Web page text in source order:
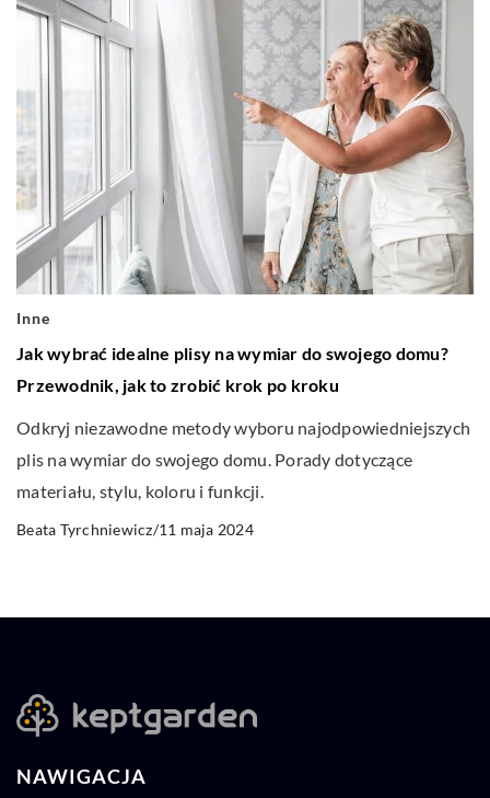
Inne
Jak wybrać idealne plisy na wymiar do swojego domu?
Przewodnik, jak to zrobić krok po kroku
Odkryj niezawodne metody wyboru najodpowiedniejszych
plis na wymiar do swojego domu. Porady dotyczące
materiału, stylu, koloru i funkcji.
Beata Tyrchniewicz/11 maja 2024
NAWIGACJA